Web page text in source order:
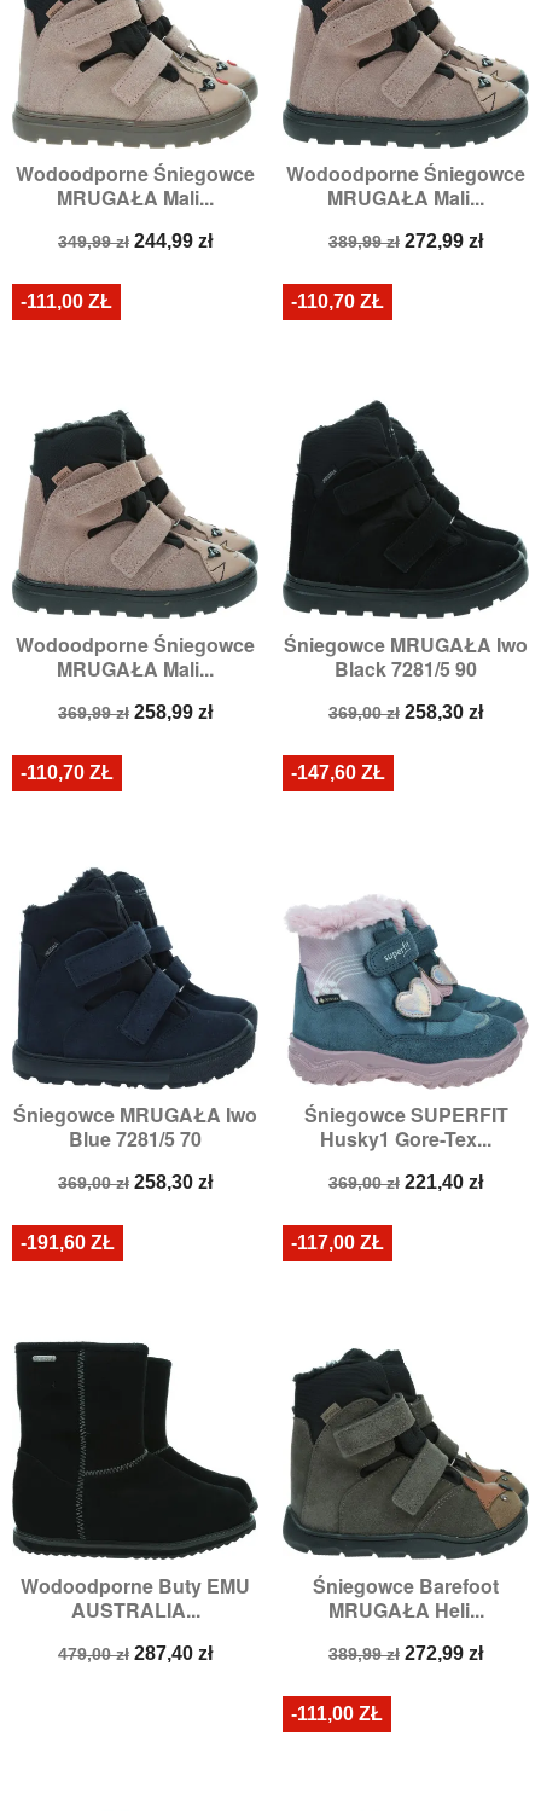
Wodoodporne Śniegowce
MRUGAŁA Mali...
Cena
349,99 zł Cena
244,99 zł
Wodoodporne Śniegowce
MRUGAŁA Mali...
Cena
389,99 zł Cena
272,99 zł
Wodoodporne Śniegowce
MRUGAŁA Mali...
Cena
369,99 zł Cena
258,99 zł
-111,00 ZŁ
Śniegowce MRUGAŁA Iwo
Black 7281/5 90
Cena
369,00 zł Cena
258,30 zł
-110,70 ZŁ
Śniegowce MRUGAŁA Iwo
Blue 7281/5 70
Cena
369,00 zł Cena
258,30 zł
-110,70 ZŁ
Śniegowce SUPERFIT
Husky1 Gore-Tex...
Cena
369,00 zł Cena
221,40 zł
-147,60 ZŁ
Wodoodporne Buty EMU
AUSTRALIA...
Cena
479,00 zł Cena
287,40 zł
-191,60 ZŁ
Śniegowce Barefoot
MRUGAŁA Heli...
Cena
389,99 zł Cena
272,99 zł
-117,00 ZŁ
-111,00 ZŁ